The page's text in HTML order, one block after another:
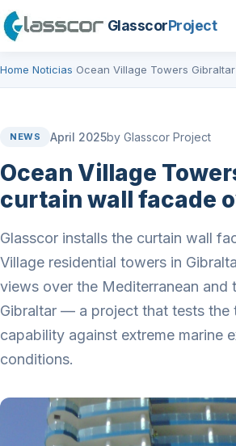
GlasscorProject
Home Noticias Ocean Village Towers Gibraltar
NEWS April 2025by Glasscor Project
Ocean Village
curtain wall facade
Glasscor installs the curtain wall
Village residential towers in
views over the Mediterranean and
Gibraltar — a project that tests the
capability against extreme marine
conditions.